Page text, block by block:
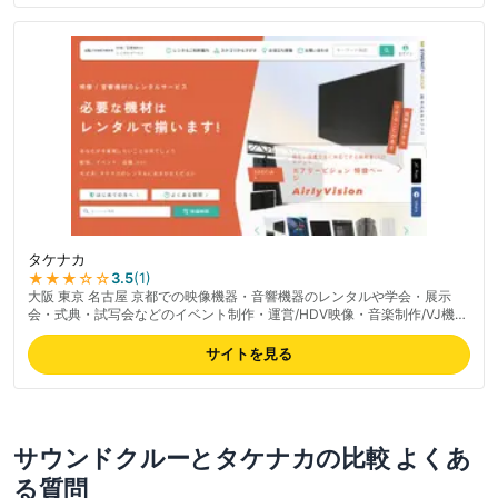
界内信頼度の高さが特徴。プロ向け実績が豊富、スタジオ運営も行いプロ
用途に強い。一般利用者口コミは限定的、法人・プロユース中心。最新の
料金は公式サイトでご確認ください。
タケナカ
★★★☆☆3.5(1)
大阪 東京 名古屋 京都での映像機器・音響機器のレンタルや学会・展示
会・式典・試写会などのイベント制作・運営/HDV映像・音楽制作/VJ機
器・HDVカメラなどクリエイターに向けの映像設備のプランニング・施
工/デジタルサイネージやITネットワーク構築など映像・音響・レンタ
ル・販売・設備に関することは80年の歴史を持つ(株)タケナカにご相談下
さい。
サイトを見る
サウンドクルーと タケナカの比較 よくあ
る質問